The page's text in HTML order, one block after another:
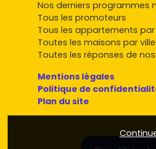
Nos derniers programmes
Tous les promoteurs
Tous les appartements par
Toutes les maisons par ville
Toutes les réponses de
Mentions légales
Politique de
Plan du site